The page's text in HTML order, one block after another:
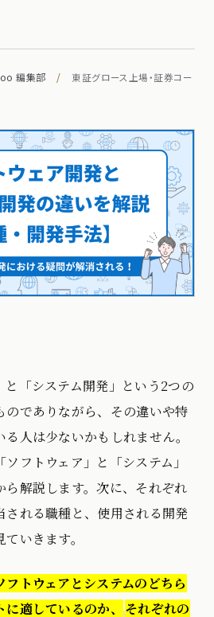
編集部 /
東証グロース上場・証券コー
と「システム開発」という2つの
のでありながら、その違いや特
人は少ないかもしれません。
フトウェア」と「システム」
ら解説します。次に、それぞれ
される職種と、使用される開発
いきます。
フトウェアとシステムの どちら
に適しているのか、それぞれの